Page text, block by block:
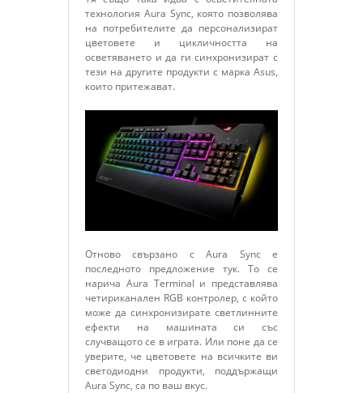
технология Aura Sync, която позволява
на потребителите да персонализират
цветовете и цикличността на
осветяването и да ги синхронизират с
тези на другите продукти с марка Asus,
които притежават.
Отново свързано с Aura Sync е
последното предложение тук. То се
нарича Aura Terminal и представлява
четириканален RGB контролер, с който
може да синхронизирате светлинните
ефекти на машината си със
случващото се в играта. Или поне да се
уверите, че цветовете на всичките ви
светодиодни продукти, поддържащи
Aura Sync, са по ваш вкус.